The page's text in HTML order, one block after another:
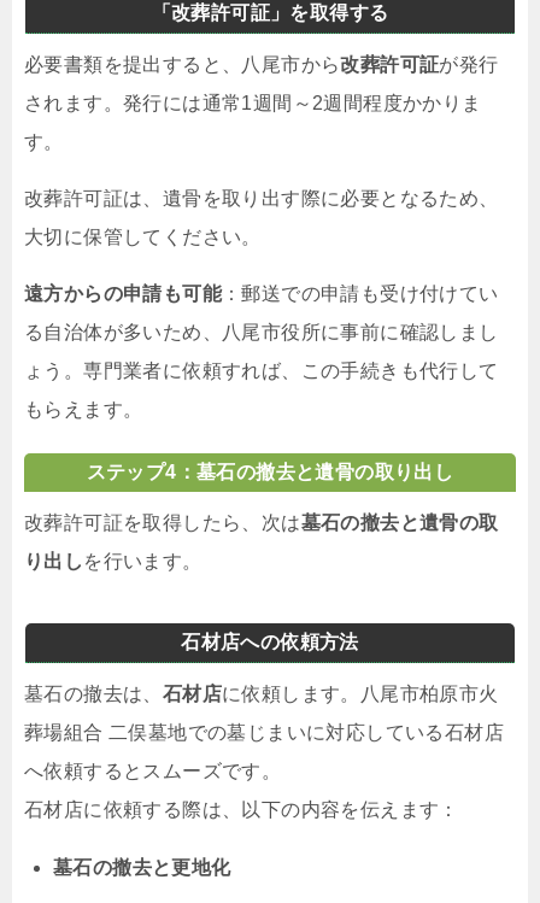
「改葬許可証」を取得する
必要書類を提出すると、八尾市から改葬許可証が発行
されます。発行には通常1週間～2週間程度かかりま
す。
改葬許可証は、遺骨を取り出す際に必要となるため、
大切に保管してください。
遠方からの申請も可能：郵送での申請も受け付けてい
る自治体が多いため、八尾市役所に事前に確認しまし
ょう。専門業者に依頼すれば、この手続きも代行して
もらえます。
ステップ4：墓石の撤去と遺骨の取り出し
改葬許可証を取得したら、次は墓石の撤去と遺骨の取
り出し を行います。
石材店への依頼方法
墓石の撤去は、 石材店に依頼します。八尾市柏原市火
葬場組合 二俣墓地での墓じまいに対応している石材店
へ依頼するとスムーズです。
石材店に依頼する際は、以下の内容を伝えます：
墓石の撤去と更地化